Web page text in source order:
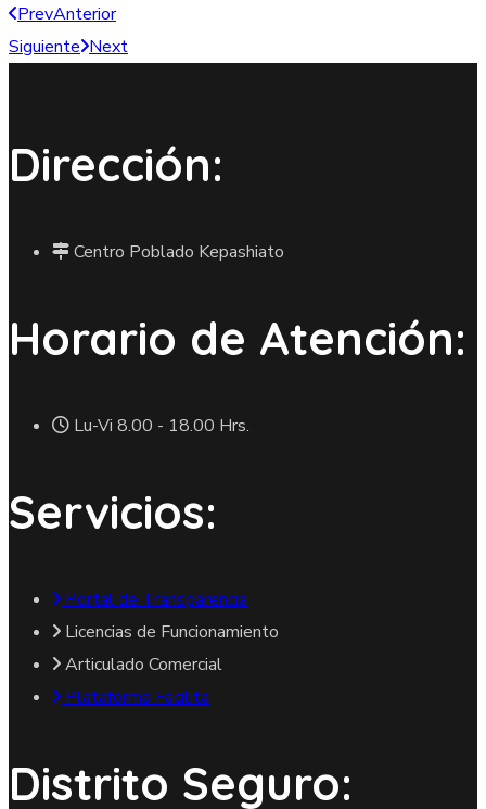
PrevAnterior
Siguiente Next
Dirección:
Centro Poblado Kepashiato
Horario de Atención:
Lu-Vi 8.00 - 18.00 Hrs.
Servicios:
Portal de Transparencia
Licencias de Funcionamiento
Articulado Comercial
Plataforma Facilita
Distrito Seguro: